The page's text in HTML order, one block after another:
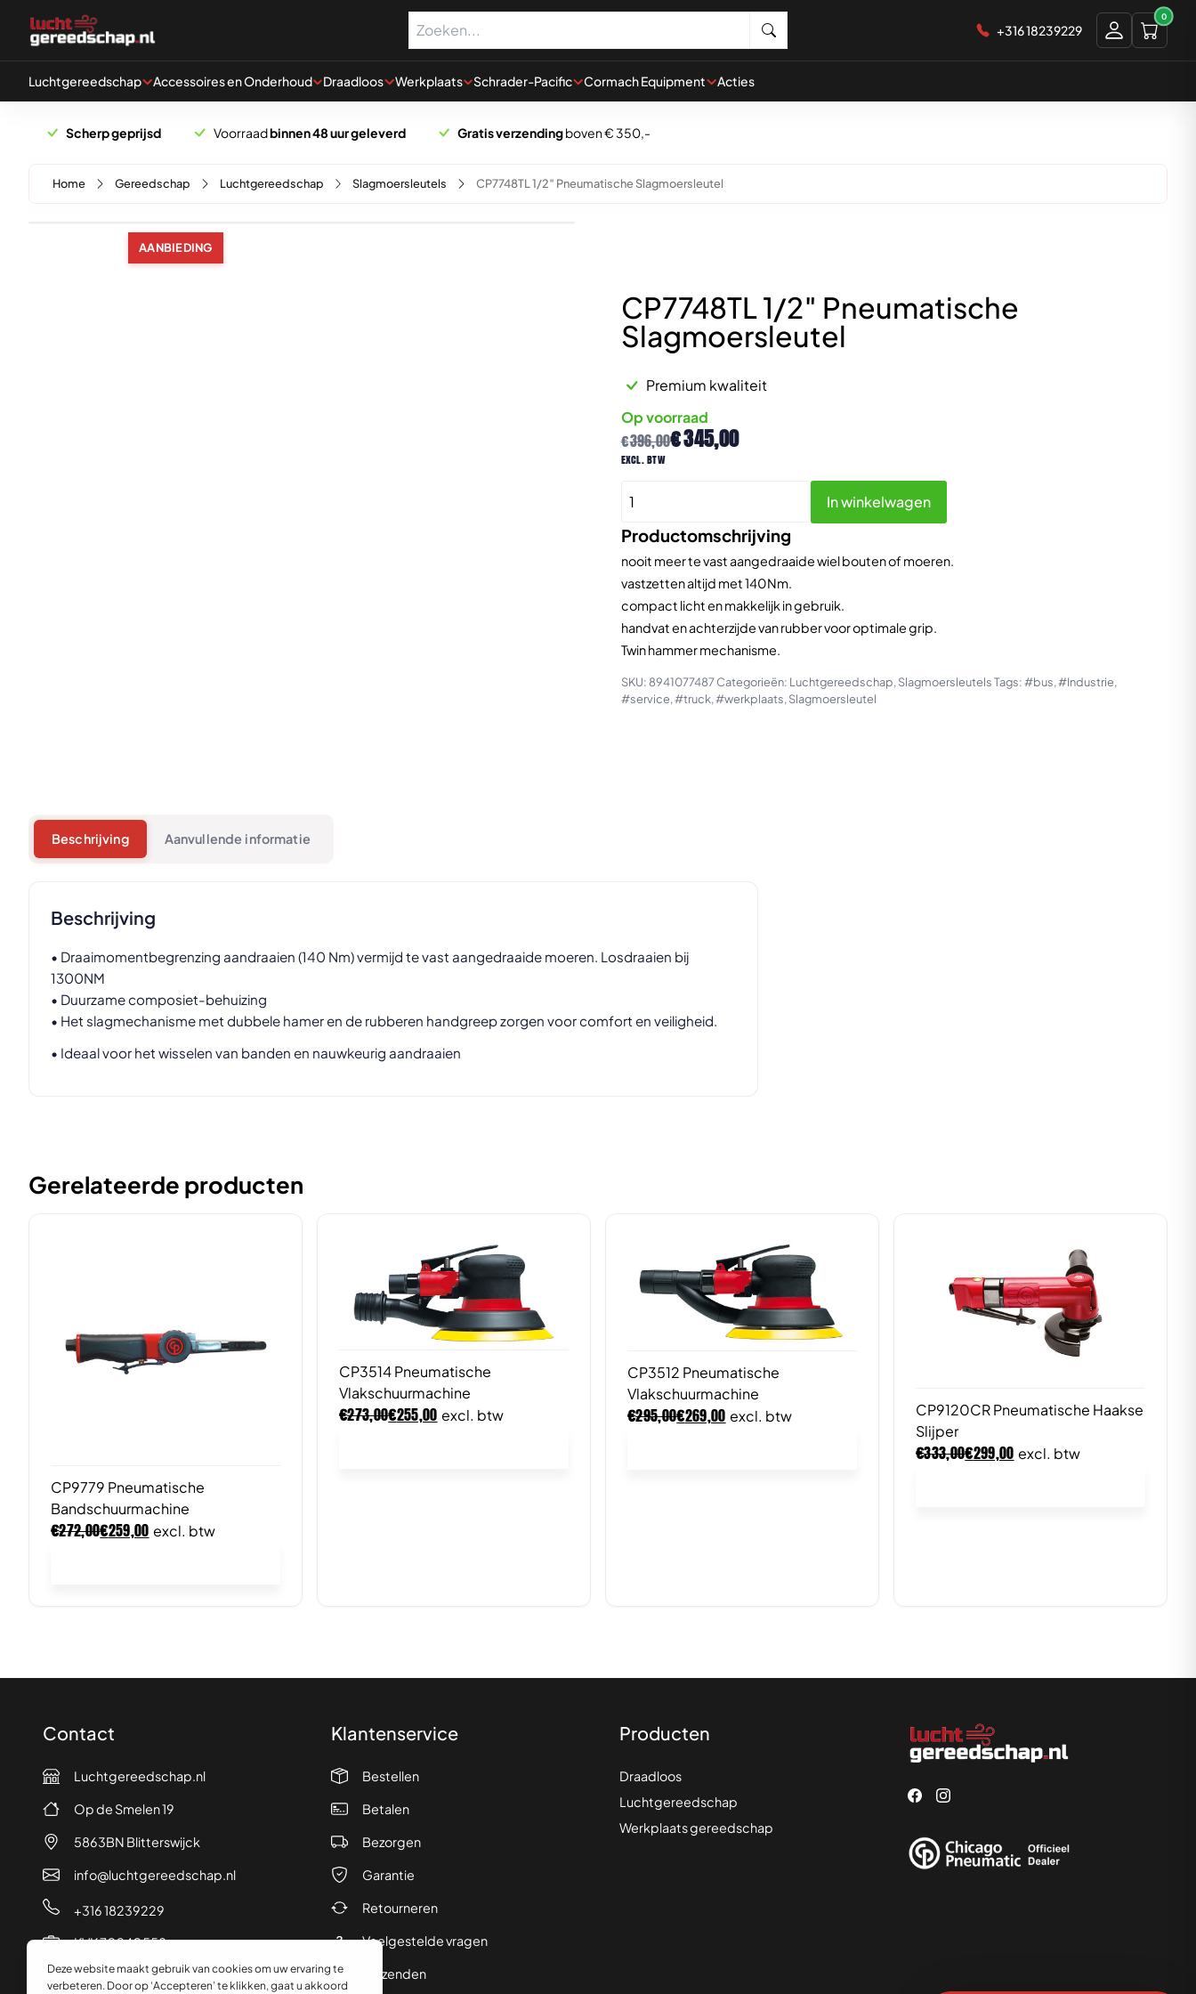
+316 18239229
0
Luchtgereedschap Accessoires en Onderhoud Draadloos Werkplaats Schrader-Pacific Cormach Equipment Acties
Scherp geprijsd Voorraadbinnen 48 uur geleverd Gratis verzendingboven € 350,-
Home Gereedschap Luchtgereedschap Slagmoersleutels CP7748TL 1/2″ Pneumatische Slagmoersleutel
AANBIEDING
CP7748TL 1/2″ Pneumatische
Slagmoersleutel
€396,00
Oorspronkelijke
prijs
€396,00.
€345,00
Huidige
prijs
€345,00.
excl. btw
Premium kwaliteit
Op voorraad
Productomschrijving
nooit meer te vast aangedraaide wiel bouten of moeren.
vastzetten altijd met 140Nm.
compact licht en makkelijk in gebruik.
handvat en achterzijde van rubber voor optimale grip.
Twin hammer mechanisme.
1/2"
Pneumatische
Slagmoersleutel
aantal
In winkelwagen
SKU: 8941077487 Categorieën: Luchtgereedschap, SlagmoersleutelsTags:#bus,#Industrie,
#service,#truck,#werkplaats, Slagmoersleutel
Beschrijving Aanvullende informatie
Beschrijving
• Draaimomentbegrenzing aandraaien (140 Nm) vermijd te vast aangedraaide moeren. Losdraaien bij
1300NM
• Duurzame composiet-behuizing
• Het slagmechanisme met dubbele hamer en de rubberen handgreep zorgen voor comfort en veiligheid.
• Ideaal voor het wisselen van banden en nauwkeurig aandraaien
Gerelateerde producten
CP9779 Pneumatische
Bandschuurmachine
€272,00€259,00 excl. btw
CP3514 Pneumatische
Vlakschuurmachine
€273,00€255,00 excl. btw
CP3512 Pneumatische
Vlakschuurmachine
€295,00€269,00 excl. btw
CP9120CR Pneumatische Haakse
Slijper
€333,00€299,00 excl. btw
Contact
Luchtgereedschap.nl
Op de Smelen 19
5863BN Blitterswijck
info@luchtgereedschap.nl
+316 18239229
KVK 70240558
Klantenservice
Bestellen
Betalen
Bezorgen
Garantie
Retourneren
Veelgestelde vragen
Verzenden
Producten
Draadloos
Luchtgereedschap
Werkplaats gereedschap